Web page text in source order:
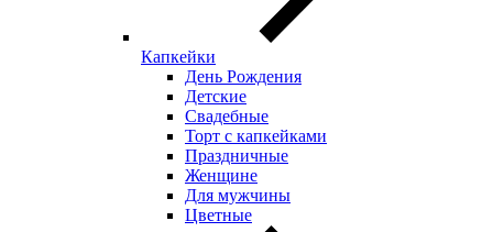
Капкейки
День Рождения
Детские
Свадебные
Торт с капкейками
Праздничные
Женщине
Для мужчины
Цветные